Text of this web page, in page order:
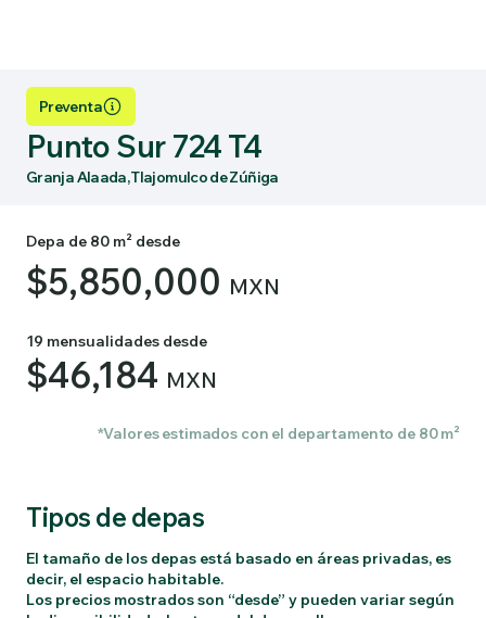
Preventa
Punto Sur 724 T4
Granja Alaada, Tlajomulco de Zúñiga
Depa de 80 m² desde
$5,850,000 MXN
19 mensualidades desde
$46,184 MXN
*Valores estimados con el departamento de 80 m²
Tipos de depas
El tamaño de los depas está basado en áreas privadas, es
decir, el espacio habitable.
Los precios mostrados son “desde” y pueden variar según